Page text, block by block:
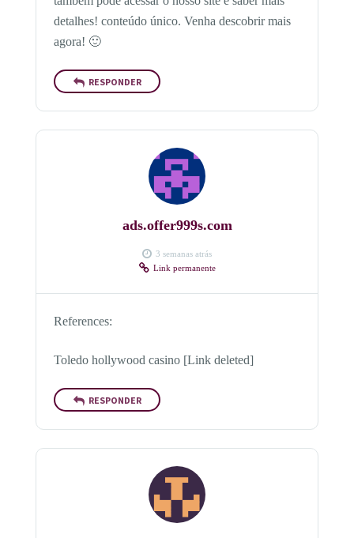
detalhes! conteúdo único. Venha descobrir mais
agora! 🙂
RESPONDER
ads.offer999s.com
3 semanas atrás
Link permanente
References:
Toledo hollywood casino [Link deleted]
RESPONDER